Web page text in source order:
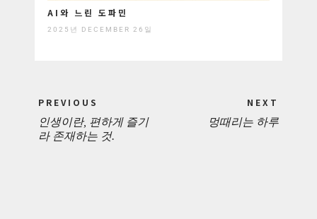
AI와 느린 도파민
2025년 DECEMBER 26일
navigation
PREVIOUS
PREVIOUS
인생이란, 편하게 즐기
라 존재하는 것.
NEXT
NEXT
멍때리는 하루